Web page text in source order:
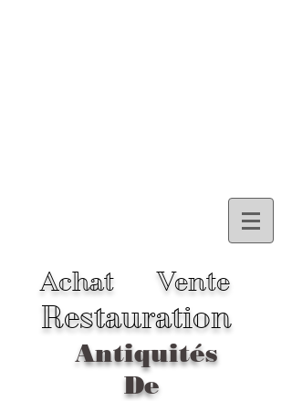
Achat Vente
Restauration
Antiquités
De